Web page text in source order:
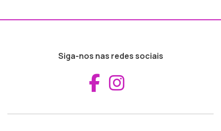
Siga-nos nas redes sociais
Aceder ao